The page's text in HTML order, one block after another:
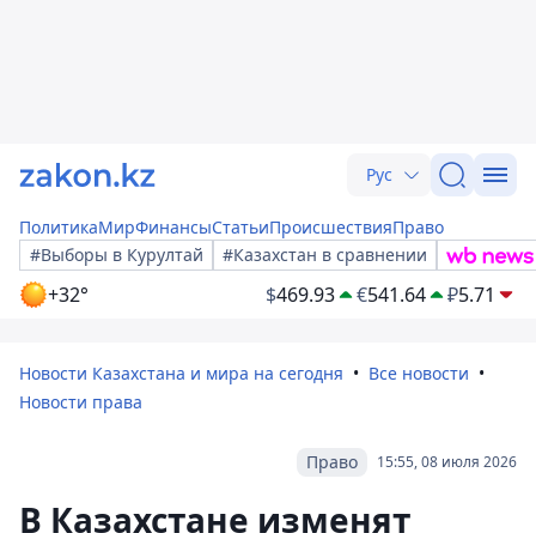
Рус
ПолитикаМирФинансыСтатьиПроисшествияПраво
#Выборы в Курултай
#Казахстан в сравнении
+32° $469.93 €541.64 ₽5.71
Новости Казахстана и мира на сегодня
Все новости
Новости права
15:55, 08 июля 2026
Право
В Казахстане изменят